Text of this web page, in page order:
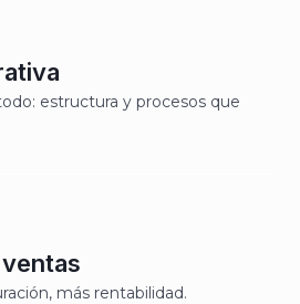
estructura y procesos que
más rentabilidad.